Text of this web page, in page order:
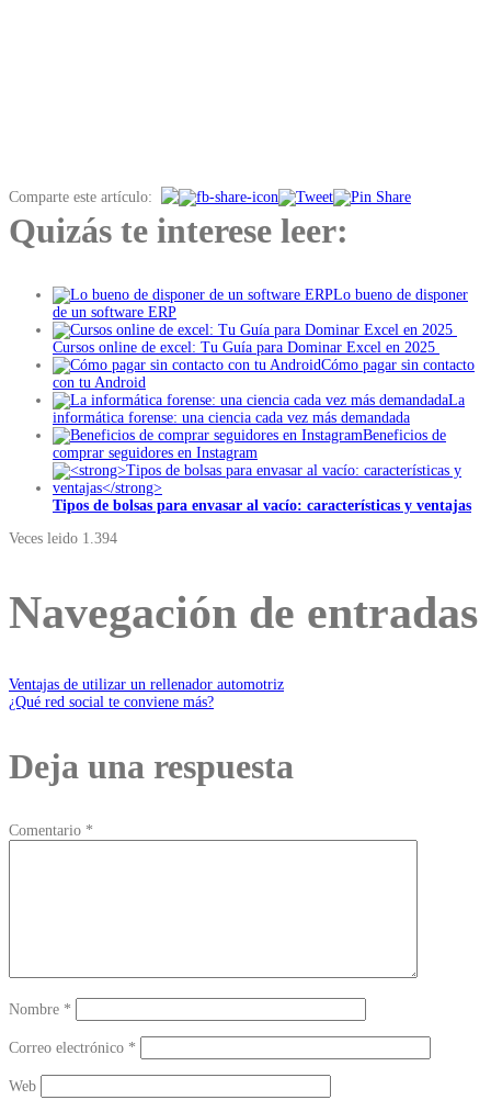
Comparte este artículo:
Quizás te interese leer:
Lo bueno de disponer
de un software ERP
Cursos online de excel: Tu Guía para Dominar Excel en 2025
Cómo pagar sin contacto
con tu Android
La
informática forense: una ciencia cada vez más demandada
Beneficios de
comprar seguidores en Instagram
Tipos de bolsas para envasar al vacío: características y ventajas
Veces leido 1.394
Navegación de entradas
Ventajas de utilizar un rellenador automotriz
¿Qué red social te conviene más?
Deja una respuesta
Comentario *
Nombre *
Correo electrónico *
Web